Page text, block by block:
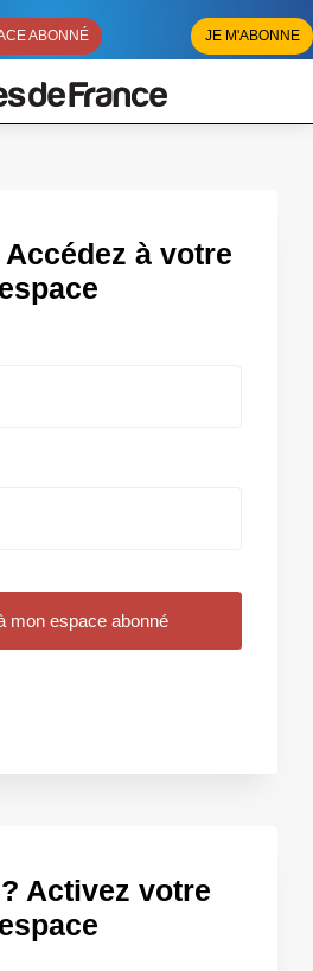
ABONNÉ JE M'ABONNE
à votre
espace
Activez votre
espace